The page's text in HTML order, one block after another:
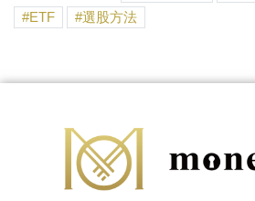
ETF
選股方法